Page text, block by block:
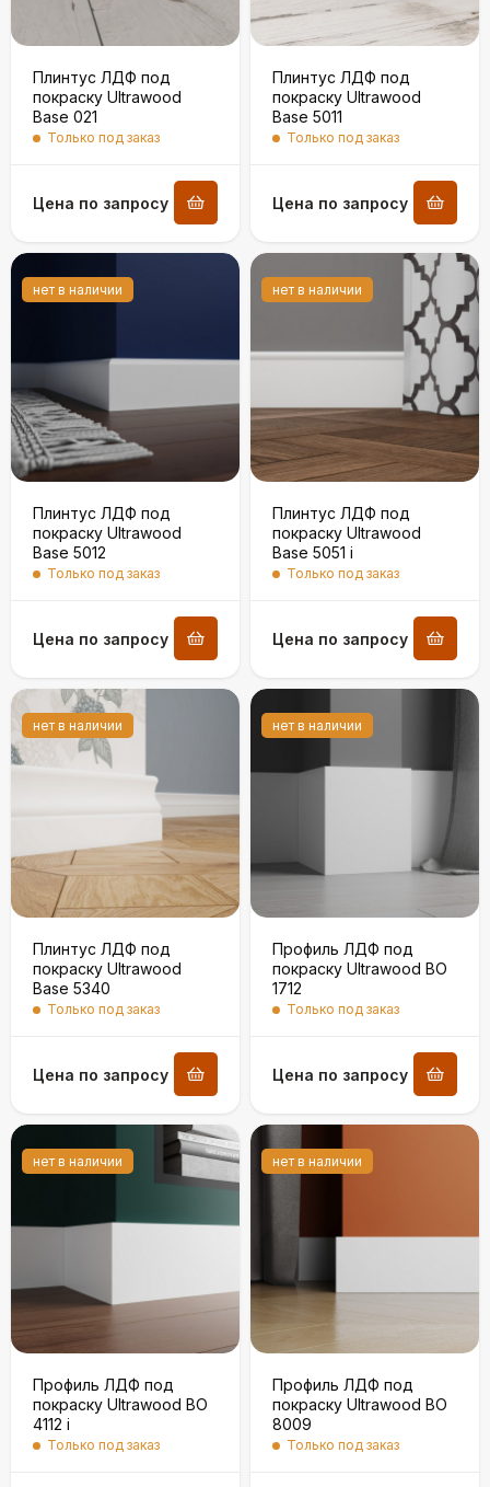
Плинтус ЛДФ под
покраску Ultrawood
Base 021
Только под заказ
Цена по запросу
Плинтус ЛДФ под
покраску Ultrawood
Base 5011
Только под заказ
Цена по запросу
нет в наличии
Плинтус ЛДФ под
покраску Ultrawood
Base 5012
Только под заказ
Цена по запросу
нет в наличии
Плинтус ЛДФ под
покраску Ultrawood
Base 5051 i
Только под заказ
Цена по запросу
нет в наличии
Плинтус ЛДФ под
покраску Ultrawood
Base 5340
Только под заказ
Цена по запросу
нет в наличии
Профиль ЛДФ под
покраску Ultrawood BО
1712
Только под заказ
Цена по запросу
нет в наличии
Профиль ЛДФ под
покраску Ultrawood BО
4112 i
Только под заказ
нет в наличии
Профиль ЛДФ под
покраску Ultrawood BО
8009
Только под заказ